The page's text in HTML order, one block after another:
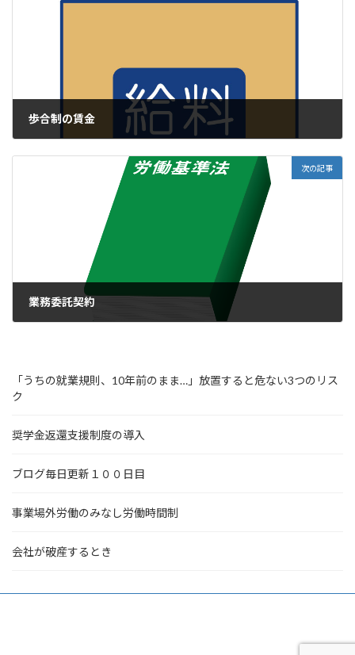
歩合制の賃金
次の記事
業務委託契約
「うちの就業規則、10年前のまま…」放置すると危ない3つのリス
ク
奨学金返還支援制度の導入
ブログ毎日更新１００日目
事業場外労働のみなし労働時間制
会社が破産するとき